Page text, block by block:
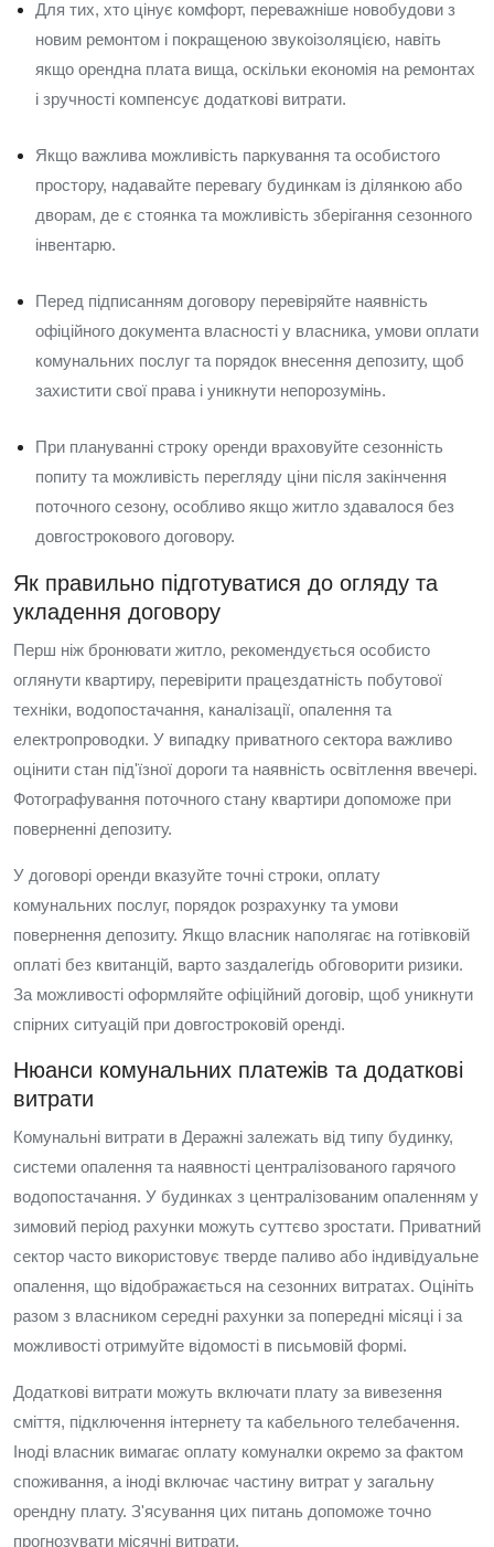
Для тих, хто цінує комфорт, переважніше новобудови з
новим ремонтом і покращеною звукоізоляцією, навіть
якщо орендна плата вища, оскільки економія на ремонтах
і зручності компенсує додаткові витрати.
Якщо важлива можливість паркування та особистого
простору, надавайте перевагу будинкам із ділянкою або
дворам, де є стоянка та можливість зберігання сезонного
інвентарю.
Перед підписанням договору перевіряйте наявність
офіційного документа власності у власника, умови оплати
комунальних послуг та порядок внесення депозиту, щоб
захистити свої права і уникнути непорозумінь.
При плануванні строку оренди враховуйте сезонність
попиту та можливість перегляду ціни після закінчення
поточного сезону, особливо якщо житло здавалося без
довгострокового договору.
Як правильно підготуватися до огляду та
укладення договору
Перш ніж бронювати житло, рекомендується особисто
оглянути квартиру, перевірити працездатність побутової
техніки, водопостачання, каналізації, опалення та
електропроводки. У випадку приватного сектора важливо
оцінити стан під'їзної дороги та наявність освітлення ввечері.
Фотографування поточного стану квартири допоможе при
поверненні депозиту.
У договорі оренди вказуйте точні строки, оплату
комунальних послуг, порядок розрахунку та умови
повернення депозиту. Якщо власник наполягає на готівковій
оплаті без квитанцій, варто заздалегідь обговорити ризики.
За можливості оформляйте офіційний договір, щоб уникнути
спірних ситуацій при довгостроковій оренді.
Нюанси комунальних платежів та додаткові
витрати
Комунальні витрати в Деражні залежать від типу будинку,
системи опалення та наявності централізованого гарячого
водопостачання. У будинках з централізованим опаленням у
зимовий період рахунки можуть суттєво зростати. Приватний
сектор часто використовує тверде паливо або індивідуальне
опалення, що відображається на сезонних витратах. Оцініть
разом з власником середні рахунки за попередні місяці і за
можливості отримуйте відомості в письмовій формі.
Додаткові витрати можуть включати плату за вивезення
сміття, підключення інтернету та кабельного телебачення.
Іноді власник вимагає оплату комуналки окремо за фактом
споживання, а іноді включає частину витрат у загальну
орендну плату. З'ясування цих питань допоможе точно
прогнозувати місячні витрати.